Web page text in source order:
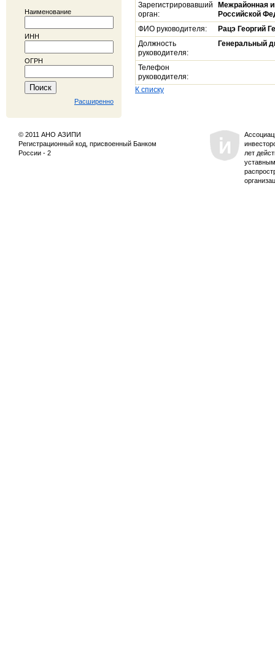
Наименование
ИНН
ОГРН
Расширенно
Зарегистрировавший
орган:
Межрайонная
Российской
ФИО руководителя:
Рацэ Георгий
Должность
руководителя:
Генеральный
Телефон
руководителя:
К списку
© 2011 АНО АЗИПИ
Регистрационный код, присвоенный Банком
России - 2
лет